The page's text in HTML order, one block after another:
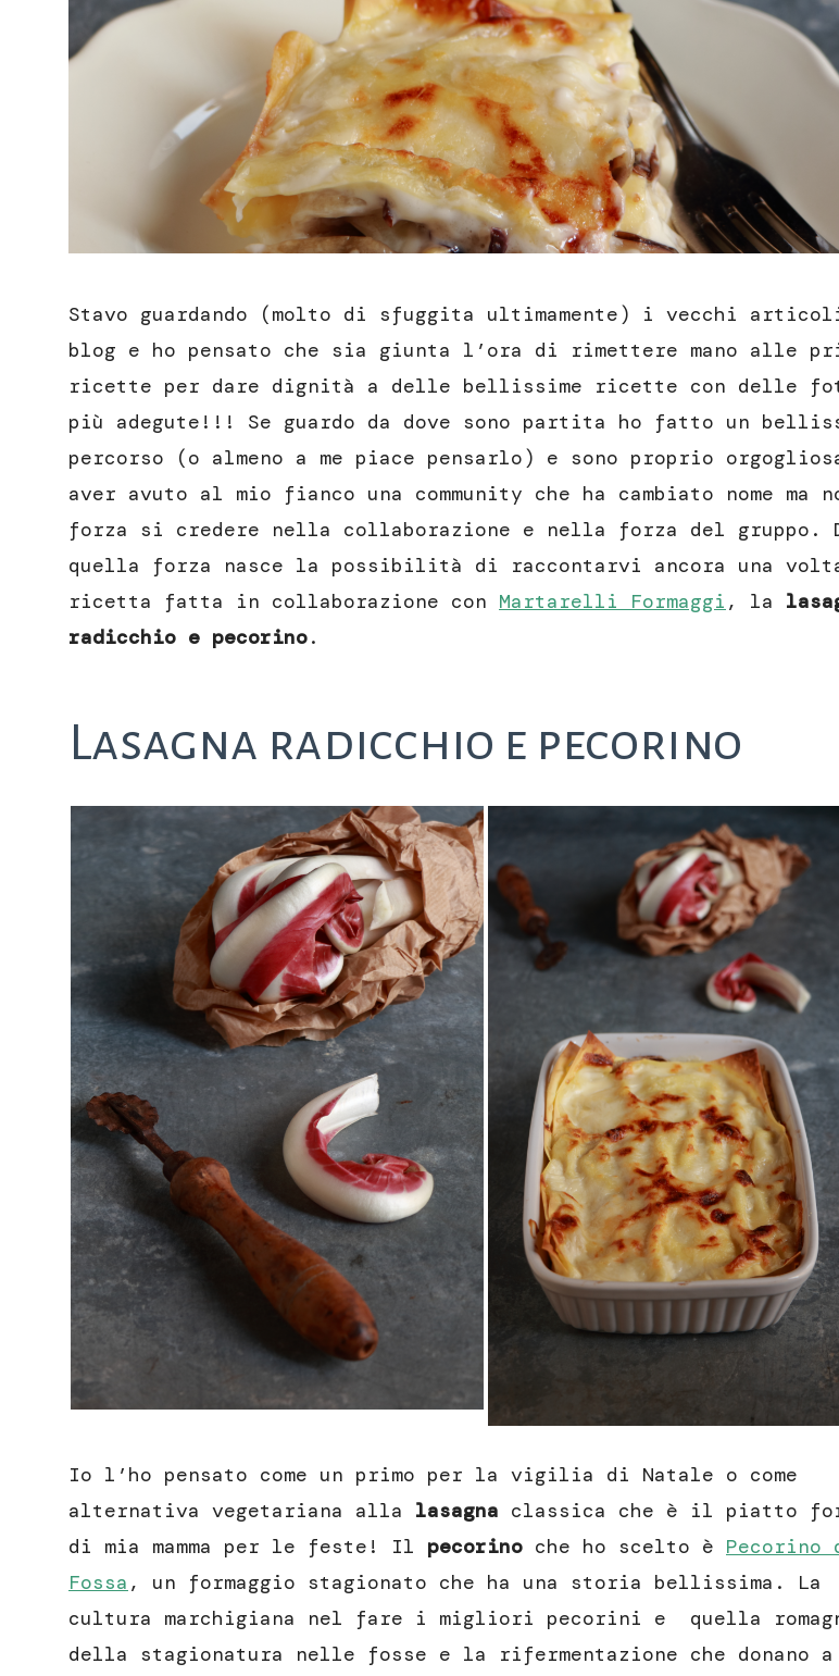
Stavo guardando (molto di sfuggita ultimamente) i vecchi
blog e ho pensato che sia giunta l’ora di rimettere mano alle
ricette per dare dignità a delle bellissime ricette con delle
più adegute!!! Se guardo da dove sono partita ho fatto un
percorso (o almeno a me piace pensarlo) e sono proprio
aver avuto al mio fianco una community che ha cambiato nome ma
forza si credere nella collaborazione e nella forza del gruppo.
quella forza nasce la possibilità di raccontarvi ancora una
ricetta fatta in collaborazione con Martarelli Formaggi , la
radicchio e pecorino.
Lasagna radicchio e pecorino
Io l’ho pensato come un primo per la vigilia di Natale o come
alternativa vegetariana alla lasagna classica che è il piatto
di mia mamma per le feste! Il pecorino che ho scelto è Pecorino
Fossa , un formaggio stagionato che ha una storia bellissima. La
cultura marchigiana nel fare i migliori pecorini e quella
della stagionatura nelle fosse e la rifermentazione che donano a